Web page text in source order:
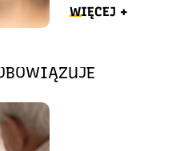
WIĘCEJ +